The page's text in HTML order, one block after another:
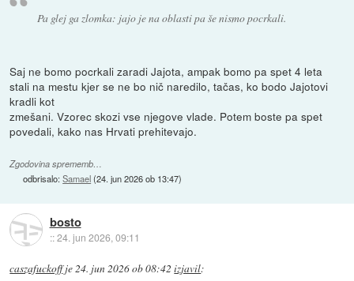
Pa glej ga zlomka: jajo je na oblasti pa še nismo pocrkali.
Saj ne bomo pocrkali zaradi Jajota, ampak bomo pa spet 4 leta
stali na mestu kjer se ne bo nič naredilo, tačas, ko bodo Jajotovi
kradli kot
zmešani. Vzorec skozi vse njegove vlade. Potem boste pa spet
povedali, kako nas Hrvati prehitevajo.
Zgodovina sprememb…
odbrisalo:Samael(24. jun 2026 ob 13:47)
bosto
::24. jun 2026, 09:11
caszafuckoffje24. jun 2026 ob 08:42 izjavil: